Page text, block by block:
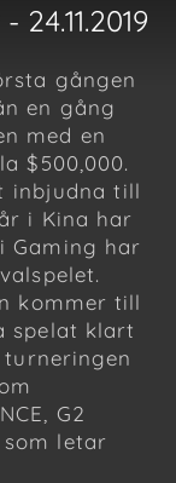
24.11.2019
gången
en gång
med en
$500,000.
inbjudna till
i Kina har
Gaming har
kommer till
spelat klart
G2
som letar